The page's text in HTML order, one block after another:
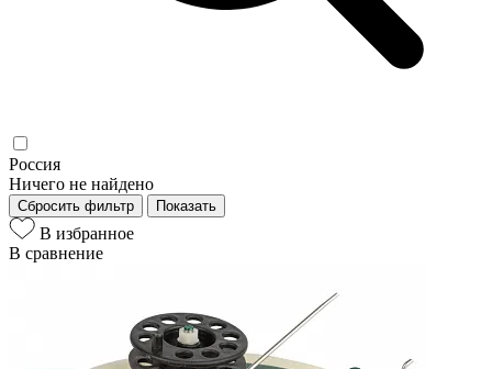
Россия
Ничего не найдено
Сбросить фильтр Показать
В избранное
В сравнение